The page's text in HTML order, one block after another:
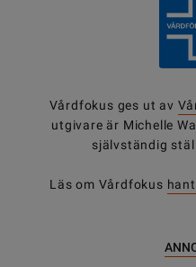
Vårdfokus ges ut av
utgivare är Michelle
självständig
Läs om Vårdfokus